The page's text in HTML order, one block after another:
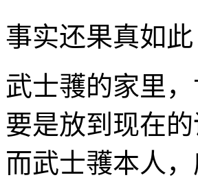
事实还果真如此
武士彟的家里
要是放到现在
而武士彟本人